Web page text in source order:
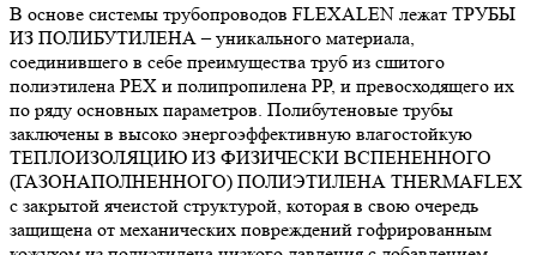
В основе системы трубопроводов FLEXALEN лежат ТРУБЫ
ИЗ ПОЛИБУТИЛЕНА – уникального материала,
соединившего в себе преимущества труб из сшитого
полиэтилена PEX и полипропилена PP, и превосходящего их
по ряду основных параметров. Полибутеновые трубы
заключены в высоко энергоэффективную влагостойкую
ТЕПЛОИЗОЛЯЦИЮ ИЗ ФИЗИЧЕСКИ ВСПЕНЕННОГО
(ГАЗОНАПОЛНЕННОГО) ПОЛИЭТИЛЕНА THERMAFLEX
с закрытой ячеистой структурой, которая в свою очередь
защищена от механических повреждений гофрированным